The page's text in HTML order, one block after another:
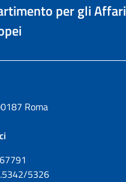
per gli Affari
Roma
5326